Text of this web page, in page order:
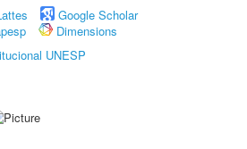
Google Scholar
Dimensions
UNESP